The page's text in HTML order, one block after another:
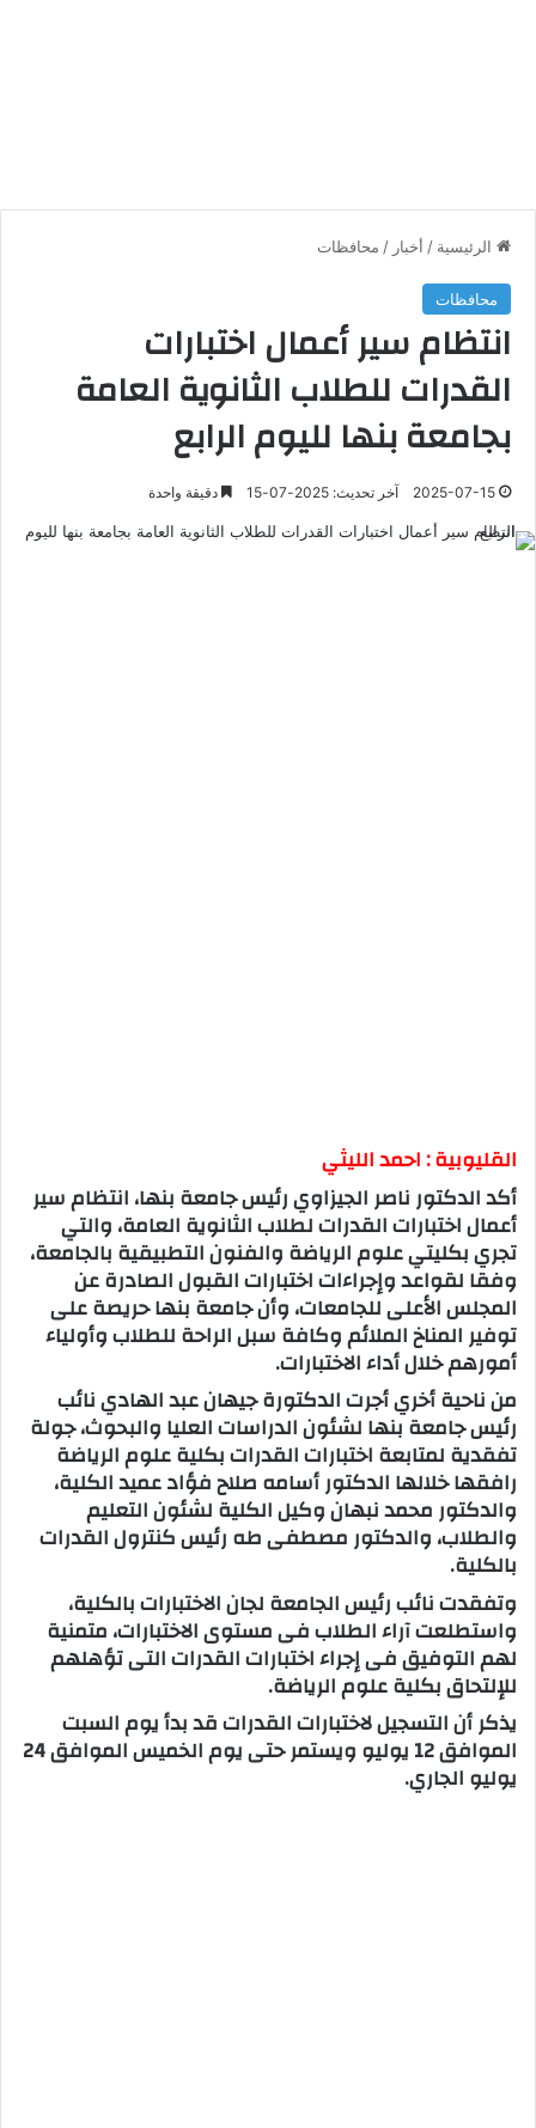
الرئيسية / أخبار / محافظات
محافظات
انتظام سير أعمال اختبارات
القدرات للطلاب الثانوية العامة
بجامعة بنها لليوم الرابع
2025-07-15 آخر تحديث: 2025-07-15 دقيقة واحدة
القليوبية : احمد الليثي
أكد الدكتور ناصر الجيزاوي رئيس جامعة بنها، انتظام سير
أعمال اختبارات القدرات لطلاب الثانوية العامة، والتي
تجري بكليتي علوم الرياضة والفنون التطبيقية بالجامعة،
وفقا لقواعد وإجراءات اختبارات القبول الصادرة عن
المجلس الأعلى للجامعات، وأن جامعة بنها حريصة على
توفير المناخ الملائم وكافة سبل الراحة للطلاب وأولياء
أمورهم خلال أداء الاختبارات.
من ناحية أخري أجرت الدكتورة جيهان عبد الهادي نائب
رئيس جامعة بنها لشئون الدراسات العليا والبحوث، جولة
تفقدية لمتابعة اختبارات القدرات بكلية علوم الرياضة
رافقها خلالها الدكتور أسامه صلاح فؤاد عميد الكلية،
والدكتور محمد نبهان وكيل الكلية لشئون التعليم
والطلاب، والدكتور مصطفى طه رئيس كنترول القدرات
بالكلية.
وتفقدت نائب رئيس الجامعة لجان الاختبارات بالكلية،
واستطلعت آراء الطلاب فى مستوى الاختبارات، متمنية
لهم التوفيق فى إجراء اختبارات القدرات التى تؤهلهم
للإلتحاق بكلية علوم الرياضة.
يذكر أن التسجيل لاختبارات القدرات قد بدأ يوم السبت
الموافق 12 يوليو ويستمر حتى يوم الخميس الموافق 24
يوليو الجاري.